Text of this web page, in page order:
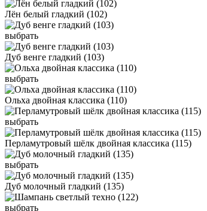
Лён белый гладкий (102)
выбрать
Дуб венге гладкий (103)
выбрать
Ольха двойная классика (110)
выбрать
Перламутровый шёлк двойная классика (115)
выбрать
Дуб молочный гладкий (135)
выбрать